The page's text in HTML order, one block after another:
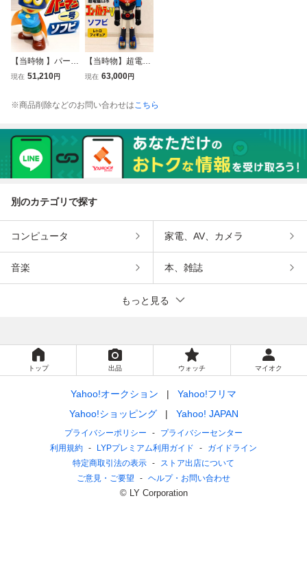
【当時物 】パーマ
ン一号 ソフビ フ
昭和レトロ
現在 51,210円
【当時物】超電磁
ロボ コン・バトラ
品 コンバトラー
ダー 昭和レトロ
現在 63,000円
※商品削除などのお問い合わせはこちら
別のカテゴリで探す
コンピュータ 家電、AV、カメラ
音楽 本、雑誌
もっと見る
トップ 出品 ウォッチ マイオク
Yahoo!オークション
Yahoo!フリマ
Yahoo!ショッピング
Yahoo! JAPAN
プライバシーポリシー
プライバシーセンター
利用規約
LYPプレミアム利用ガイド
ガイドライン
特定商取引法の表示
ストア出店について
ご意見・ご要望
ヘルプ・お問い合わせ
© LY Corporation